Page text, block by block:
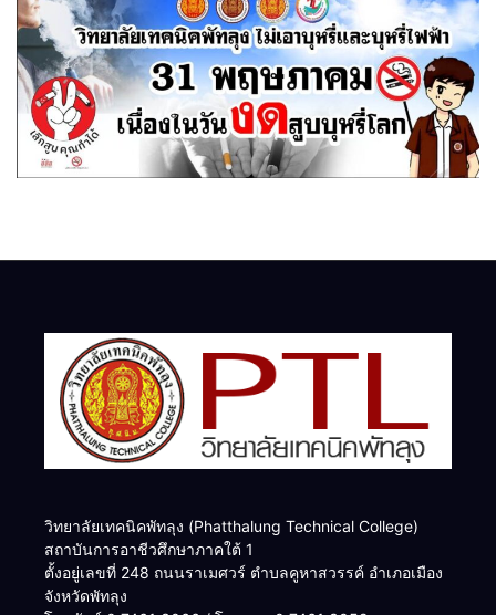
วิทยาลัยเทคนิคพัทลุง (Phatthalung Technical College)
สถาบันการอาชีวศึกษาภาคใต้ 1
ตั้งอยู่เลขที่ 248 ถนนราเมศวร์ ตำบลคูหาสวรรค์ อำเภอเมือง
จังหวัดพัทลุง